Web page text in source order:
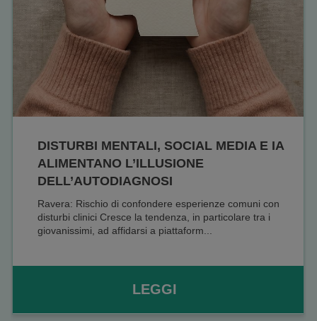
DISTURBI MENTALI, SOCIAL MEDIA E IA
ALIMENTANO L’ILLUSIONE
DELL’AUTODIAGNOSI
Ravera: Rischio di confondere esperienze comuni con
disturbi clinici Cresce la tendenza, in particolare tra i
giovanissimi, ad affidarsi a piattaform...